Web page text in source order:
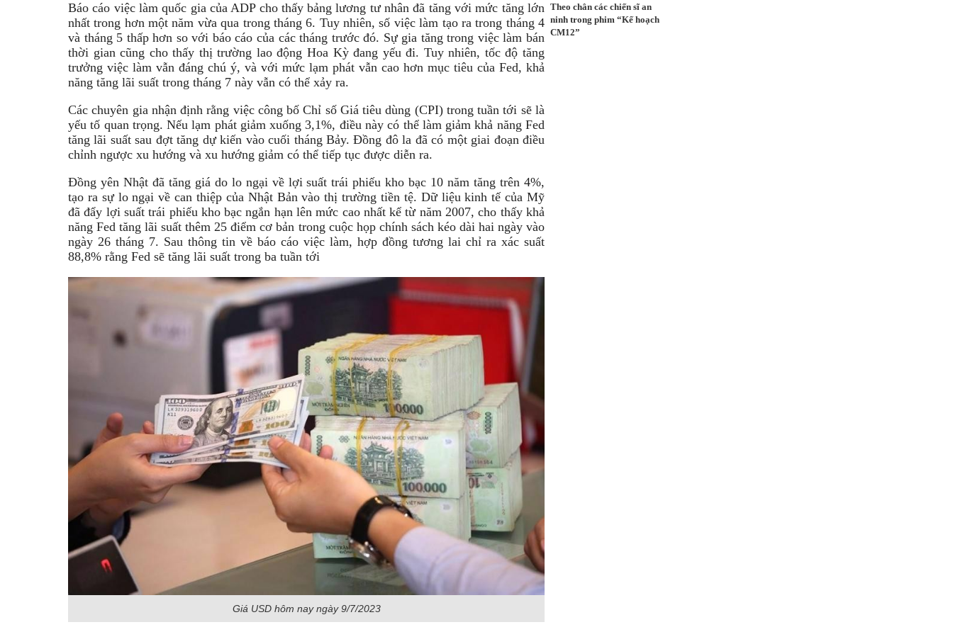
Báo cáo việc làm quốc gia của ADP cho thấy bảng lương tư nhân đã tăng với mức tăng lớn
nhất trong hơn một năm vừa qua trong tháng 6. Tuy nhiên, số việc làm tạo ra trong tháng 4
và tháng 5 thấp hơn so với báo cáo của các tháng trước đó. Sự gia tăng trong việc làm bán
thời gian cũng cho thấy thị trường lao động Hoa Kỳ đang yếu đi. Tuy nhiên, tốc độ tăng
trưởng việc làm vẫn đáng chú ý, và với mức lạm phát vẫn cao hơn mục tiêu của Fed, khả
năng tăng lãi suất trong tháng 7 này vẫn có thể xảy ra.
Các chuyên gia nhận định rằng việc công bố Chỉ số Giá tiêu dùng (CPI) trong tuần tới sẽ là
yếu tố quan trọng. Nếu lạm phát giảm xuống 3,1%, điều này có thể làm giảm khả năng Fed
tăng lãi suất sau đợt tăng dự kiến vào cuối tháng Bảy. Đồng đô la đã có một giai đoạn điều
chỉnh ngược xu hướng và xu hướng giảm có thể tiếp tục được diễn ra.
Đồng yên Nhật đã tăng giá do lo ngại về lợi suất trái phiếu kho bạc 10 năm tăng trên 4%,
tạo ra sự lo ngại về can thiệp của Nhật Bản vào thị trường tiền tệ. Dữ liệu kinh tế của Mỹ
đã đẩy lợi suất trái phiếu kho bạc ngắn hạn lên mức cao nhất kể từ năm 2007, cho thấy khả
năng Fed tăng lãi suất thêm 25 điểm cơ bản trong cuộc họp chính sách kéo dài hai ngày vào
ngày 26 tháng 7. Sau thông tin về báo cáo việc làm, hợp đồng tương lai chỉ ra xác suất
88,8% rằng Fed sẽ tăng lãi suất trong ba tuần tới
Giá USD hôm nay ngày 9/7/2023
Theo chân các chiến sĩ an
ninh trong phim “Kế hoạch
CM12”